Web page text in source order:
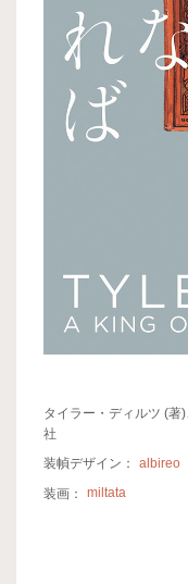
タイラー・ディルツ (著
社
装幀デザイン：
albireo
装画：
miltata